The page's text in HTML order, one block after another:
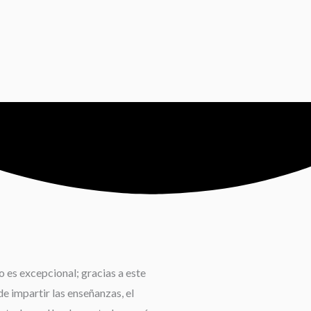
es excepcional; gracias a este
impartir las enseñanzas, el